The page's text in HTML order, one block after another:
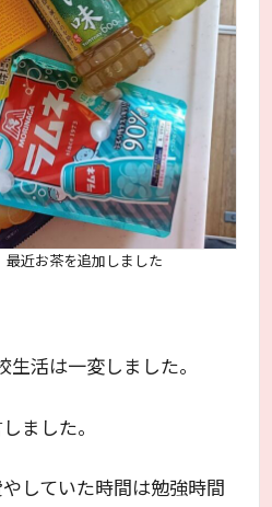
最近お茶を追加しました
活は一変しました。
ました。
していた時間は勉強時間